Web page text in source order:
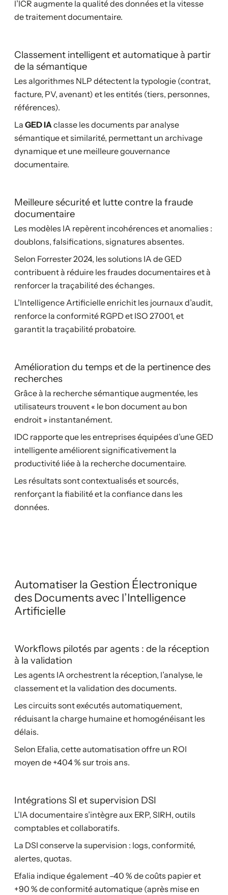
l’ICR augmente la qualité des données et la vitesse
de traitement documentaire.
Classement intelligent et automatique à partir
de la sémantique
Les algorithmes NLP détectent la typologie (contrat,
facture, PV, avenant) et les entités (tiers, personnes,
références).
La GED IAclasse les documents par analyse
sémantique et similarité, permettant un archivage
dynamique et une meilleure gouvernance
documentaire.
Meilleure sécurité et lutte contre la fraude
documentaire
Les modèles IA repèrent incohérences et anomalies :
doublons, falsifications, signatures absentes.
Selon Forrester 2024, les solutions IA de GED
contribuent à réduire les fraudes documentaires et à
renforcer la traçabilité des échanges.
L’Intelligence Artificielle enrichit les journaux d’audit,
renforce la conformité RGPD et ISO 27001, et
garantit la traçabilité probatoire.
Amélioration du temps et de la pertinence des
recherches
Grâce à la recherche sémantique augmentée, les
utilisateurs trouvent « le bon document au bon
endroit » instantanément.
IDC rapporte que les entreprises équipées d’une GED
intelligente améliorent significativement la
productivité liée à la recherche documentaire.
Les résultats sont contextualisés et sourcés,
renforçant la fiabilité et la confiance dans les
données.
Automatiser la Gestion Électronique
des Documents avec l’Intelligence
Artificielle
Workflows pilotés par agents : de la réception
à la validation
Les agents IA orchestrent la réception, l’analyse, le
classement et la validation des documents.
Les circuits sont exécutés automatiquement,
réduisant la charge humaine et homogénéisant les
délais.
Selon Efalia, cette automatisation offre un ROI
moyen de +404 % sur trois ans.
Intégrations SI et supervision DSI
L’IA documentaire s’intègre aux ERP, SIRH, outils
comptables et collaboratifs.
La DSI conserve la supervision : logs, conformité,
alertes, quotas.
Efalia indique également –40 % de coûts papier et
+90 % de conformité automatique (après mise en